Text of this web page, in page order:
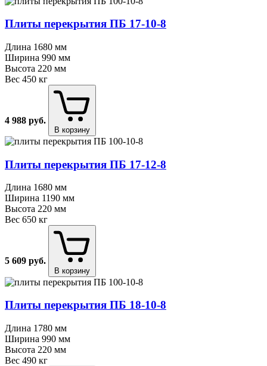
Плиты перекрытия ПБ 17⁠-⁠10⁠-⁠8
Длина 1680 мм
Ширина 990 мм
Высота 220 мм
Вес 450 кг
4 988 руб.
В корзину
Плиты перекрытия ПБ 17⁠-⁠12⁠-⁠8
Длина 1680 мм
Ширина 1190 мм
Высота 220 мм
Вес 650 кг
5 609 руб.
В корзину
Плиты перекрытия ПБ 18⁠-⁠10⁠-⁠8
Длина 1780 мм
Ширина 990 мм
Высота 220 мм
Вес 490 кг